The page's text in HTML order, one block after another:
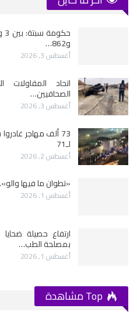
و862…
أغسطس 3, 2026
اتحاد
الصحافيين…
أغسطس 3, 2026
73 ألف مهاجر
لـ71
أغسطس 2, 2026
«تطوان ما فيها
أغسطس 1, 2026
بمصلحة الطب…
أغسطس 1, 2026